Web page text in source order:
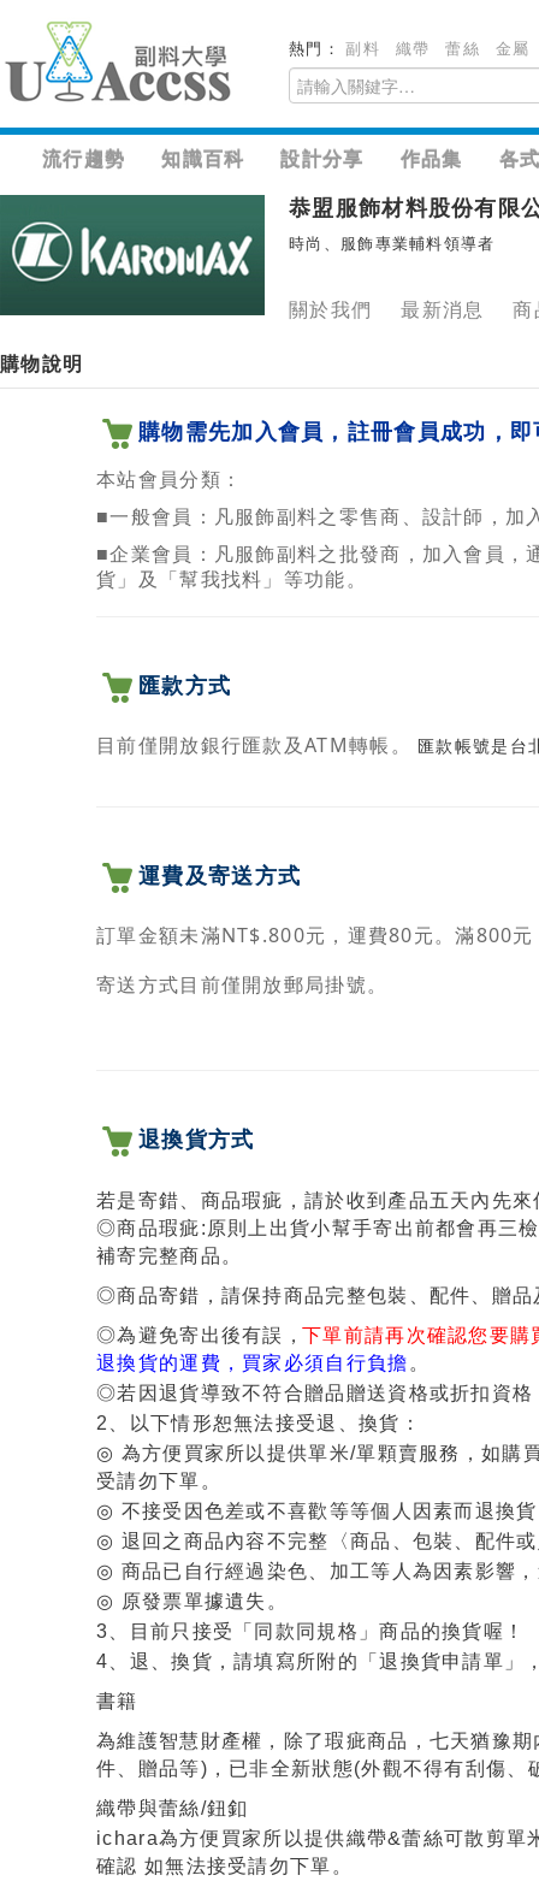
熱門：副料 織帶 蕾絲 金屬
流行趨勢 知識百科 設計分享 作品集 各
恭盟服飾材料股份有限
時尚、服飾專業輔料領導者
關於我們 最新消息 商
購物說明
購物需先加入會員，註冊會員成功，
本站會員分類：
■一般會員：凡服飾副料之零售商、設計師，
■企業會員：凡服飾副料之批發商，加入會員
貨」及「幫我找料」等功能。
匯款方式
目前僅開放銀行匯款及ATM轉帳。 匯款帳號是
運費及寄送方式
訂單金額未滿NT$.800元，運費80元。滿800
寄送方式目前僅開放郵局掛號。
退換貨方式
若是寄錯、商品瑕疵，請於收到產品五天內先
◎商品瑕疵:原則上出貨小幫手寄出前都會再三
補寄完整商品 。
◎商品寄錯，請保持商品完整包裝、配件、贈品
◎為避免寄出後有誤， 下單前請再次確認您要購
退換貨的運費，買家必須自行負擔 。
◎若因退貨導致不符合贈品贈送資格或折扣資
2、以下情形恕無法接受退、換貨：
◎ 為方便買家所以提供單米/單顆賣服務，如購
受請勿下單。
◎ 不接受因色差或不喜歡等等個人因素而退換
◎ 退回之商品內容不完整〈商品、包裝、配件
◎ 商品已自行經過染色、加工等人為因素影響
◎ 原發票單據遺失。
3、目前只接受「同款同規格」商品的換貨喔！
4、退、換貨，請填寫所附的「退換貨申請單」
書籍
為維護智慧財產權，除了瑕疵商品，七天猶豫
件、贈品等)，已非全新狀態(外觀不得有刮傷
織帶與蕾絲/鈕釦
ichara為方便買家所以提供織帶&蕾絲可散剪單
確認 如無法接受請勿下單。